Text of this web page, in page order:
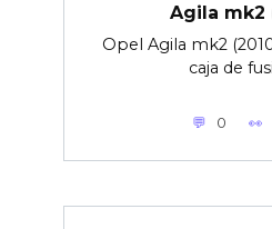
Agila mk2
Opel Agila mk2
caja de
0